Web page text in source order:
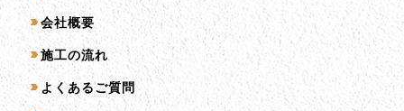
会社概要
施工の流れ
よくあるご質問